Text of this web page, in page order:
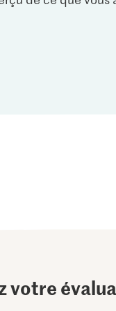
votre